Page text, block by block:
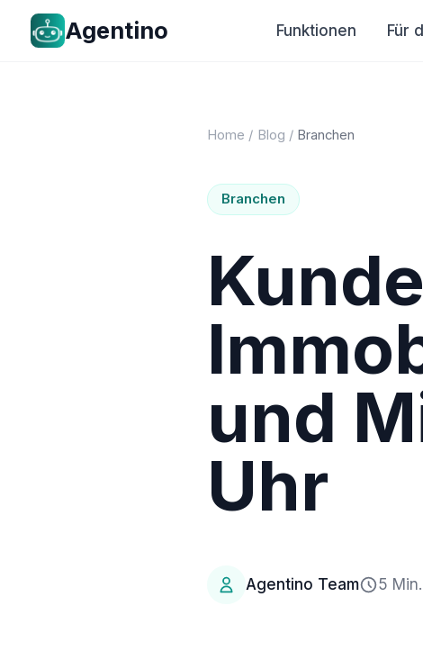
Agentino Funktionen Für
Home / Blog / Branchen
Branchen
und
Uhr
Agentino Team 5